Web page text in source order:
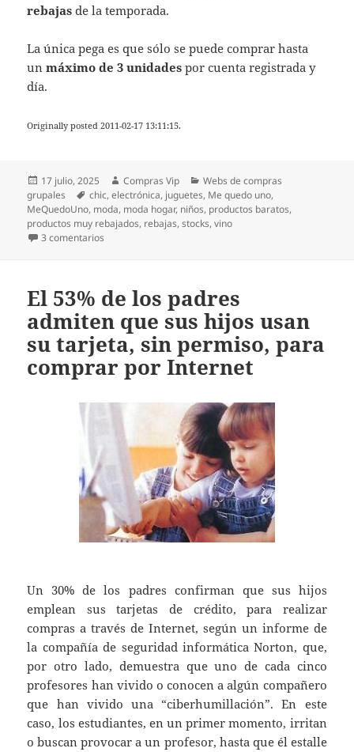
rebajas de la temporada.
La única pega es que sólo se puede comprar hasta
unmáximo de 3 unidadespor cuenta registrada y
día.
Originally posted 2011-02-17 13:11:15.
Publicado
el
17 julio, 2025 Autor
Compras Vip Categorías
Webs de compras
grupales
Etiquetas
chic,electrónica, juguetes, Me quedo uno,
MeQuedoUno, moda, moda hogar, niños, productos baratos,
productos muy rebajados, rebajas,stocks,vino
3 comentarios
El 53% de los padres
admiten que sus hijos usan
su tarjeta, sin permiso, para
comprar por Internet
Un 30% de los padres confirman que sus hijos
emplean sus tarjetas de crédito, para realizar
compras a través de Internet, según un informe de
la compañía de seguridad informática Norton, que,
por otro lado, demuestra que uno de cada cinco
profesores han vivido o conocen a algún compañero
que han vivido una “ciberhumillación”. En este
caso, los estudiantes, en un primer momento, irritan
o buscan provocar a un profesor, hasta que él estalle